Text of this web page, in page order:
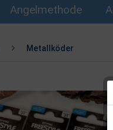
Angelmethode
Metallköder